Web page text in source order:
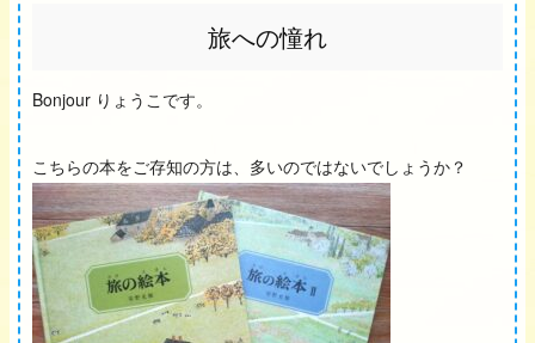
旅への憧れ
Bonjour りょうこです。
こちらの本をご存知の方は、多いのではないでしょうか？